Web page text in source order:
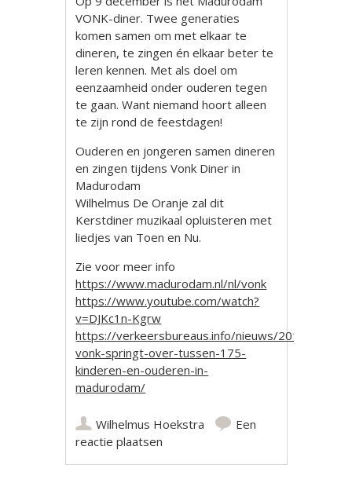
VONK-diner. Twee generaties
komen samen om met elkaar te
dineren, te zingen én elkaar beter te
leren kennen. Met als doel om
eenzaamheid onder ouderen tegen
te gaan. Want niemand hoort alleen
te zijn rond de feestdagen!
Ouderen en jongeren samen dineren
en zingen tijdens Vonk Diner in
Madurodam
Wilhelmus De Oranje zal dit
Kerstdiner muzikaal opluisteren met
liedjes van Toen en Nu.
Zie voor meer info
https://www.madurodam.nl/nl/vonk
https://www.youtube.com/watch?
v=DJKc1n-Kgrw
https://verkeersbureaus.info/nieuws/2018/12/
vonk-springt-over-tussen-175-
kinderen-en-ouderen-in-
madurodam/
Wilhelmus Hoekstra
Een
reactie plaatsen